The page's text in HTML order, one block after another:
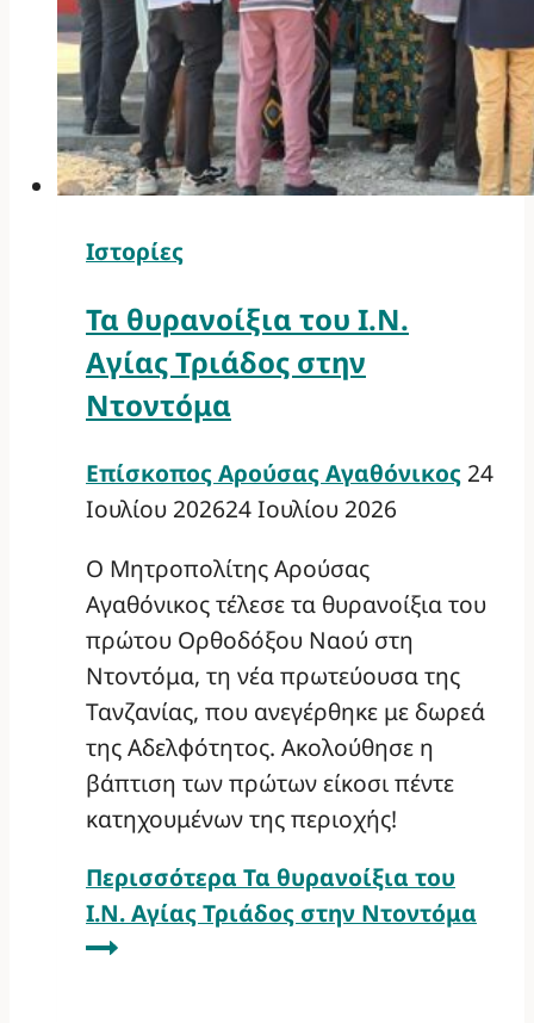
Ιστορίες
Τα θυρανοίξια του Ι.Ν.
Αγίας Τριάδος στην
Ντοντόμα
Επίσκοπος Αρούσας Αγαθόνικος 24
Ιουλίου 202624 Ιουλίου 2026
Ο Μητροπολίτης Αρούσας
Αγαθόνικος τέλεσε τα θυρανοίξια του
πρώτου Ορθοδόξου Ναού στη
Ντοντόμα, τη νέα πρωτεύουσα της
Τανζανίας, που ανεγέρθηκε με δωρεά
της Αδελφότητος. Ακολούθησε η
βάπτιση των πρώτων είκοσι πέντε
κατηχουμένων της περιοχής!
Περισσότερα Τα θυρανοίξια του
Ι.Ν. Αγίας Τριάδος στην Ντοντόμα